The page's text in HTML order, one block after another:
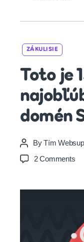
ZÁKULISIE
Toto je
domén
Post
author
ByTím
2 Commentson
15